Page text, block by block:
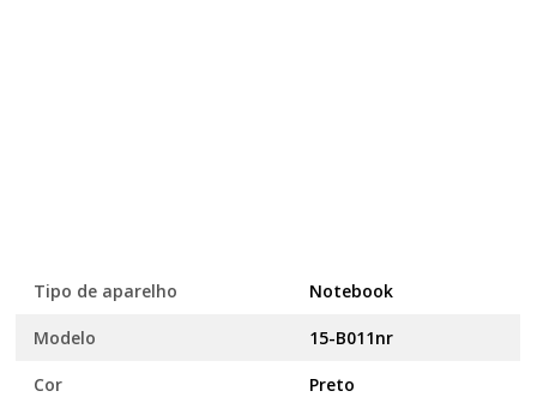
Tipo de aparelho Notebook
Modelo 15-B011nr
Cor Preto